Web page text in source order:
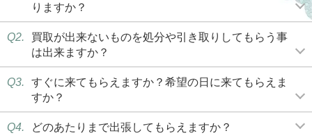
りますか？
Q2.
買取が出来ないものを処分や引き取りしてもらう事
は出来ますか？
Q3.
すぐに来てもらえますか？希望の日に来てもらえま
すか？
Q4. どのあたりまで出張してもらえますか？